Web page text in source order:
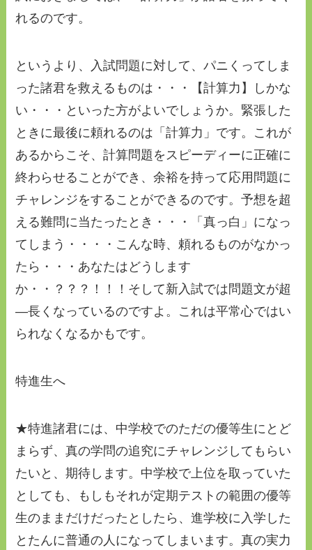
れるのです。
というより、入試問題に対して、パニくってしま
った諸君を救えるものは・・・【計算力】しかな
い・・・といった方がよいでしょうか。緊張した
ときに最後に頼れるのは「計算力」です。これが
あるからこそ、計算問題をスピーディーに正確に
終わらせることができ、余裕を持って応用問題に
チャレンジをすることができるのです。予想を超
える難問に当たったとき・・・「真っ白」になっ
てしまう・・・・こんな時、頼れるものがなかっ
たら・・・あなたはどうします
か・・？？？！！！そして新入試では問題文が超
―長くなっているのですよ。これは平常心ではい
られなくなるかもです。
特進生へ
★特進諸君には、中学校でのただの優等生にとど
まらず、真の学問の追究にチャレンジしてもらい
たいと、期待します。中学校で上位を取っていた
としても、もしもそれが定期テストの範囲の優等
生のままだけだったとしたら、進学校に入学した
とたんに普通の人になってしまいます。真の実力